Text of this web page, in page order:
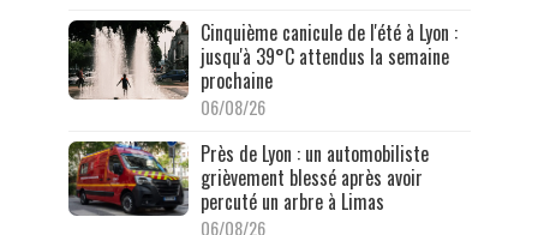
Cinquième canicule de l'été à Lyon :
jusqu'à 39°C attendus la semaine
prochaine
06/08/26
Près de Lyon : un automobiliste
grièvement blessé après avoir
percuté un arbre à Limas
06/08/26